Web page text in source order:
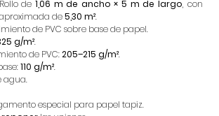
Rollo de 1,06 m de ancho × 5 m de largo, con
de5,30 m².
de PVC sobre base de papel.
g/m².
de PVC:205–215 g/m².
110 g/m².
agua.
especial para papel tapiz.